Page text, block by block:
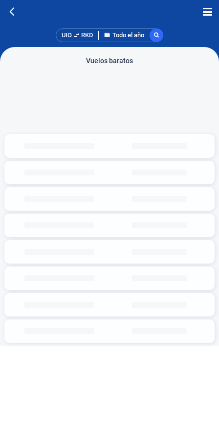
UIO RKD Todo el año
Vuelos baratos